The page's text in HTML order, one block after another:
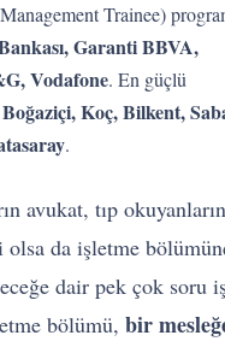
Trainee)
Garanti BBVA,
Vodafone. En güçlü
Boğaziçi, Koç, Bilkent,
.
avukat, tıp
olsa da işletme
dair pek çok soru
bölümü,bir